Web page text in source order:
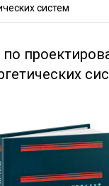
Акции и скидки
систем